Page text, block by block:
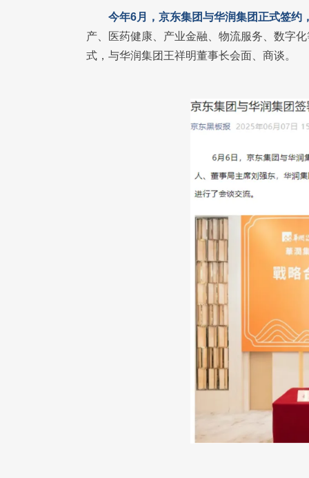
今年6月，京东集团与华润集团正式签约
产、医药健康、产业金融、物流服务、数字
式，与华润集团王祥明董事长会面、商谈。